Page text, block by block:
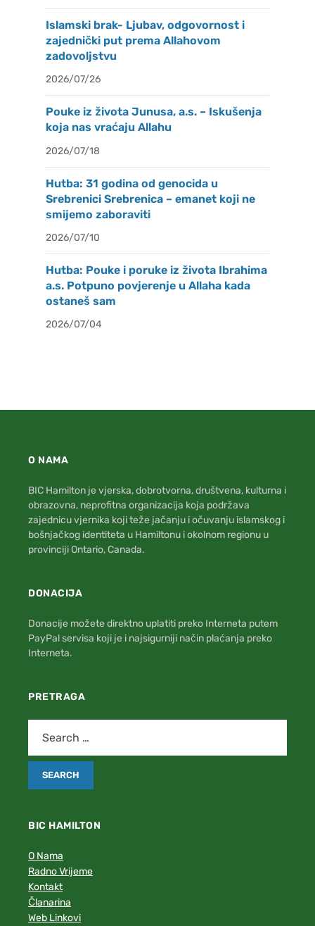
Islamski brak- Ljubav, odgovornost i
zajednički put prema Allahovom
zadovoljstvu
2026/07/26
Pouke iz života Junusa, a.s. – Iskušenja
koja nas vraćaju Allahu
2026/07/18
Hutba: 31 godina od genocida u
Srebrenici Srebrenica – emanet koji ne
smijemo zaboraviti
2026/07/10
Hutba: Pouke i poruke iz života Ibrahima
a.s. Potpuno povjerenje u Allaha kada
ostaneš sam
2026/07/04
O NAMA
BIC Hamilton je vjerska, dobrotvorna, društvena, kulturna i
obrazovna, neprofitna organizacija koja podržava
zajednicu vjernika koji teže jačanju i očuvanju islamskog i
bošnjačkog identiteta u Hamiltonu i okolnom regionu u
provinciji Ontario, Canada.
DONACIJA
Donacije možete direktno uplatiti preko Interneta putem
PayPal servisa koji je i najsigurniji način plaćanja preko
Interneta.
PRETRAGA
BIC HAMILTON
O Nama
Radno Vrijeme
Kontakt
Članarina
Web Linkovi